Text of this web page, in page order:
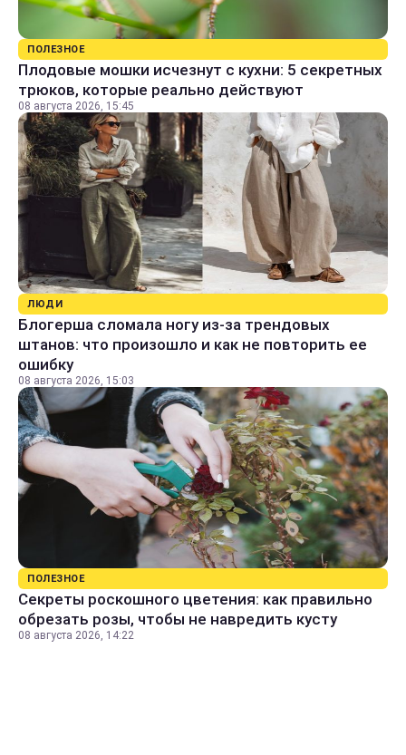
ПОЛЕЗНОЕ
Плодовые мошки исчезнут с кухни: 5 секретных
трюков, которые реально действуют
08 августа 2026, 15:45
ЛЮДИ
Блогерша сломала ногу из-за трендовых
штанов: что произошло и как не повторить ее
ошибку
08 августа 2026, 15:03
ПОЛЕЗНОЕ
Секреты роскошного цветения: как правильно
обрезать розы, чтобы не навредить кусту
08 августа 2026, 14:22